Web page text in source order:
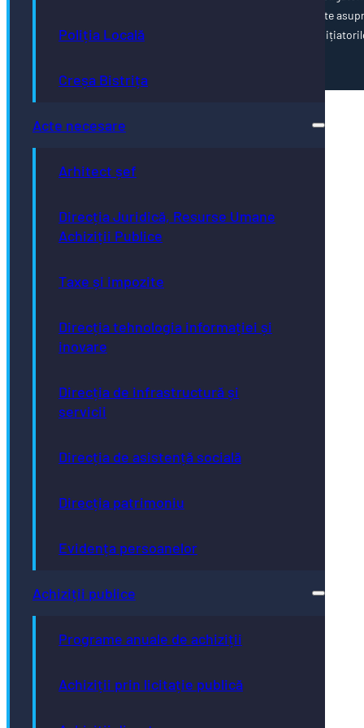
Poliția Locală
Creșa Bistrița
Acte necesare
Arhitect șef
Direcția Juridică, Resurse Umane
Achiziții Publice
Taxe și impozite
Direcția tehnologia informației și
inovare
Direcția de infrastructură și
servicii
Direcția de asistență socială
Direcția patrimoniu
Evidența persoanelor
Achiziții publice
Programe anuale de achiziții
Achiziții prin licitație publică
poziția oficială a Uniunii Europene. Întreaga responsabilitate
corectitudinii și coerenței informațiilor prezentate revine